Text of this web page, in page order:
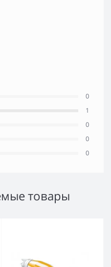
0
1
0
0
0
товары